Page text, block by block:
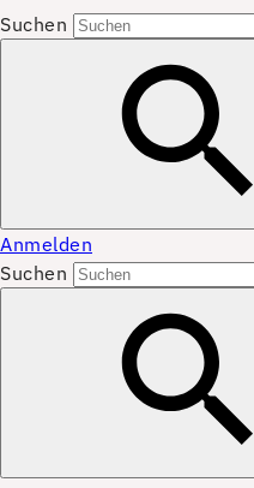
Suchen
Anmelden
Suchen